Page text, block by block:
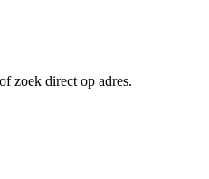
zoek direct op adres.